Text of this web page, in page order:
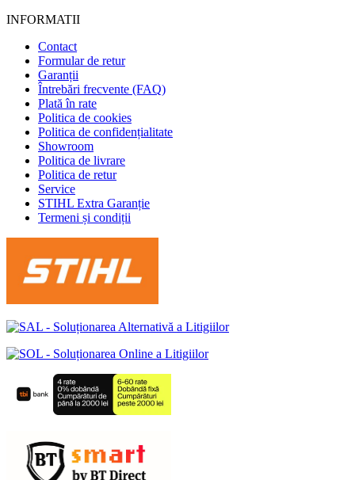
INFORMATII
Contact
Formular de retur
Garanții
Întrebări frecvente (FAQ)
Plată în rate
Politica de cookies
Politica de confidențialitate
Showroom
Politica de livrare
Politica de retur
Service
STIHL Extra Garanție
Termeni și condiții